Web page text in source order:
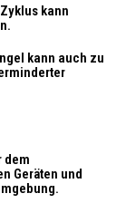
kann
kann auch zu
dem
Geräten und